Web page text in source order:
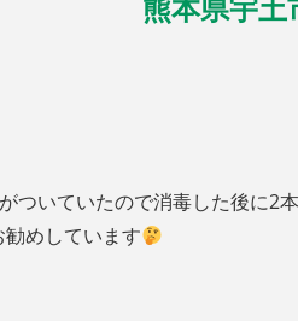
ついていたので消毒した後に
めしています